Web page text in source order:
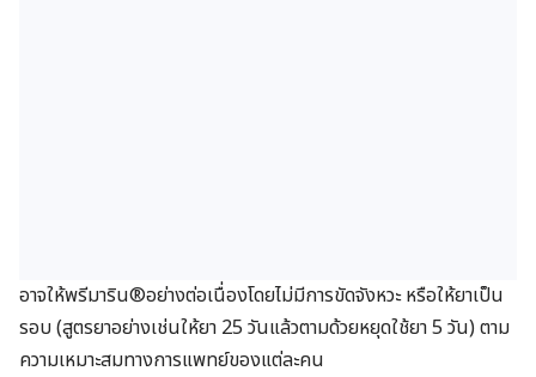
อาจให้พรีมาริน®อย่างต่อเนื่องโดยไม่มีการขัดจังหวะ หรือให้ยาเป็น
รอบ (สูตรยาอย่างเช่นให้ยา 25 วันแล้วตามด้วยหยุดใช้ยา 5 วัน) ตาม
ความเหมาะสมทางการแพทย์ของแต่ละคน